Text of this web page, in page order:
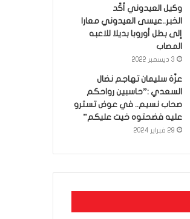
وكيل العيدوني أكّد
الخبر..عيسى العيدوني معارا
إلى بطل أوروبا بديلا للاعبه
المصاب
3 ديسمبر 2022
عزّة سليمان تهاجم نضال
السعدي :”حاسبين رواحكم
صحاب نسيم.. في عوض تسترو
عليه فضحتوه خيت عليكم”
29 فبراير 2024